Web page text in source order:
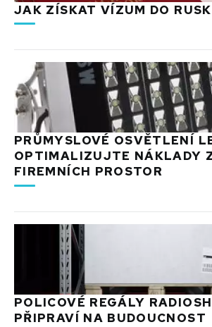
JAK ZÍSKAT VÍZUM DO
PRŮMYSLOVÉ OSVĚTLENÍ
OPTIMALIZUJTE NÁKLADY
FIREMNÍCH PROSTOR
POLICOVÉ REGÁLY
PŘIPRAVÍ NA BUDOUCNOST